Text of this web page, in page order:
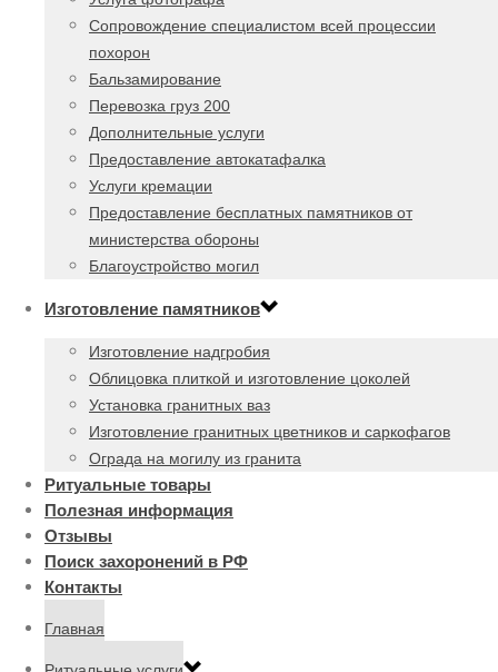
Сопровождение специалистом всей процессии
похорон
Бальзамирование
Перевозка груз 200
Дополнительные услуги
Предоставление автокатафалка
Услуги кремации
Предоставление бесплатных памятников от
министерства обороны
Благоустройство могил
Изготовление памятников
Изготовление надгробия
Облицовка плиткой и изготовление цоколей
Установка гранитных ваз
Изготовление гранитных цветников и саркофагов
Ограда на могилу из гранита
Ритуальные товары
Полезная информация
Отзывы
Поиск захоронений в РФ
Контакты
Главная